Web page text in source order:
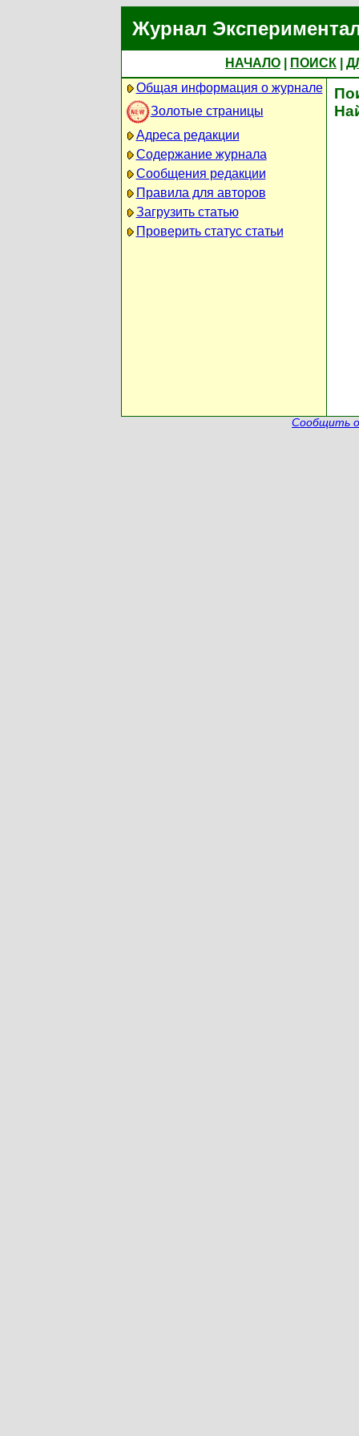
Журнал
НАЧАЛО ПОИСК
Общая информация о журнале
Золотые страницы
Адреса редакции
Содержание журнала
Сообщения редакции
Правила для авторов
Загрузить статью
Проверить статус статьи
Сообщить о